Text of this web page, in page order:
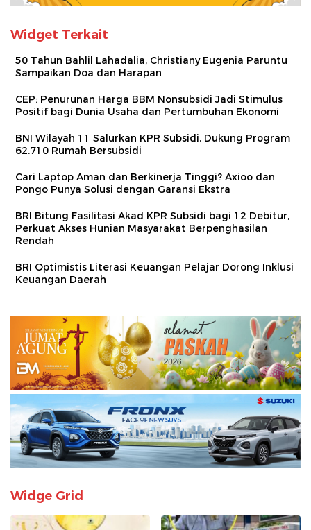
Widget Terkait
50 Tahun Bahlil Lahadalia, Christiany Eugenia Paruntu
Sampaikan Doa dan Harapan
CEP: Penurunan Harga BBM Nonsubsidi Jadi Stimulus
Positif bagi Dunia Usaha dan Pertumbuhan Ekonomi
BNI Wilayah 11 Salurkan KPR Subsidi, Dukung Program
62.710 Rumah Bersubsidi
Cari Laptop Aman dan Berkinerja Tinggi? Axioo dan
Pongo Punya Solusi dengan Garansi Ekstra
BRI Bitung Fasilitasi Akad KPR Subsidi bagi 12 Debitur,
Perkuat Akses Hunian Masyarakat Berpenghasilan
Rendah
BRI Optimistis Literasi Keuangan Pelajar Dorong Inklusi
Keuangan Daerah
Widge Grid